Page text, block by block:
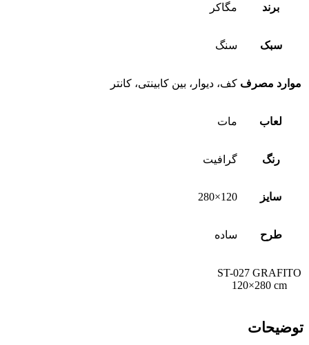
برند مگاکر
سبک سنگ
موارد مصرف کف، دیوار، بین کابینتی، کانتر
لعاب مات
رنگ گرافیت
سایز 120×280
طرح ساده
ST-027 GRAFITO
120×280 cm
توضیحات